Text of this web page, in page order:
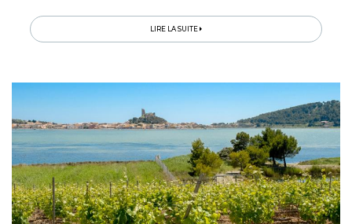
d’Europe…
LIRE LA SUITE